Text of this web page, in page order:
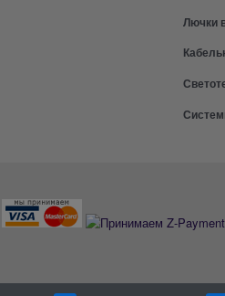
Лючки